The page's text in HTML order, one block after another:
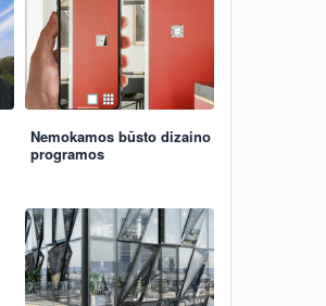
Nemokamos būsto dizaino
programos